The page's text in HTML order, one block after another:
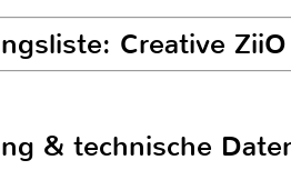
Creative
& technische